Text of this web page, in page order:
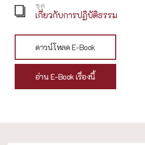
ชุด
เกี่ยวกับการปฏิบัติธรรม
ดาวน์โหลด E-Book
อ่าน E-Book เรื่องนี้